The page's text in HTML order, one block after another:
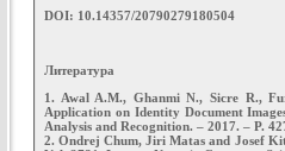
DOI: 10.14357/20790279180504
Литература
1. Awal A.M., Ghanmi N., Sicre R.,
Application on Identity Document
Analysis and Recognition. – 2017. – P.
2. Ondrej Chum, Jiri Matas and Josef